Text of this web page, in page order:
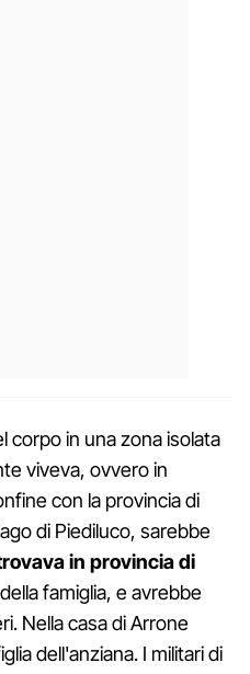
corpo in una zona isolata
viveva, ovvero in
con la provincia di
di Piediluco, sarebbe
in provincia di
famiglia, e avrebbe
Nella casa di Arrone
dell'anziana. I militari di